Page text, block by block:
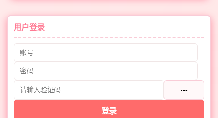
用户登录
---
登录